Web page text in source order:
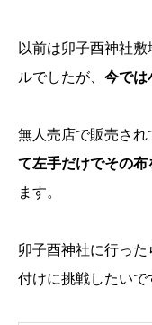
以前は卯子酉神社
ルでしたが、 今では
無人売店で販売され
て左手だけでその布
ます。
卯子酉神社に行っ
付けに挑戦したいで